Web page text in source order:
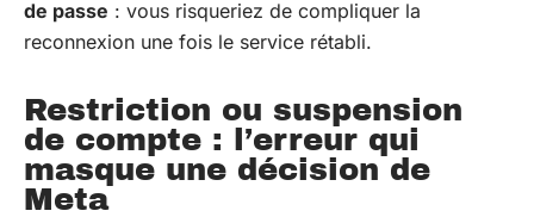
de passe : vous risqueriez de compliquer la
reconnexion une fois le service rétabli.
Restriction ou suspension
de compte : l’erreur qui
masque une décision de
Meta